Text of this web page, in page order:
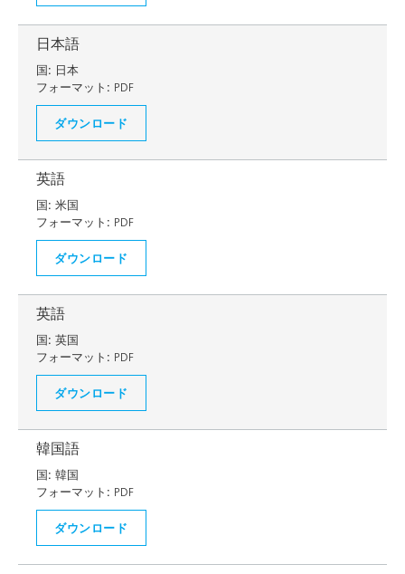
日本語
国: 日本
フォーマット: PDF
ダウンロード
英語
国: 米国
フォーマット: PDF
ダウンロード
英語
国: 英国
フォーマット: PDF
ダウンロード
韓国語
国: 韓国
フォーマット: PDF
ダウンロード